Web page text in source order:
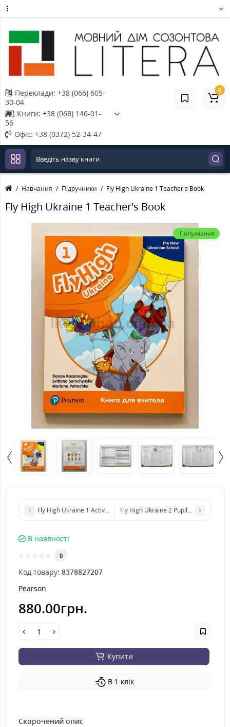
Переклади: +38 (066) 605-
30-04
Книги: +38 (068) 146-01-
56
Офіс: +38 (0372) 52-34-47
0
Навчання Підручники Fly High Ukraine 1 Teacher's Book
Fly High Ukraine 1 Teacher's Book
Популярний
Fly High Ukraine 1 Activity BookFly High Ukraine 2 Pupil's Book
В наявності
0
Код товару: 8378827207
Pearson
880.00грн.
Купити
В 1 клік
Скорочений опис